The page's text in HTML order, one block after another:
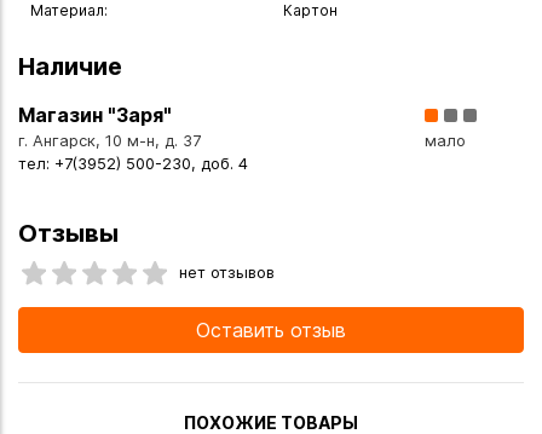
Материал: Картон
Наличие
Магазин "Заря"
г. Ангарск, 10 м-н, д. 37
тел: +7(3952) 500-230, доб. 4
мало
Отзывы
нет отзывов
Оставить отзыв
ПОХОЖИЕ ТОВАРЫ